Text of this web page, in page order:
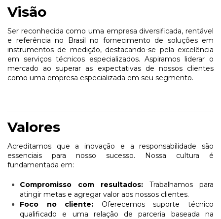
Visão
Ser reconhecida como uma empresa diversificada, rentável
e referência no Brasil no fornecimento de soluções em
instrumentos de medição, destacando-se pela excelência
em serviços técnicos especializados. Aspiramos liderar o
mercado ao superar as expectativas de nossos clientes
como uma empresa especializada em seu segmento.
Valores
Acreditamos que a inovação e a responsabilidade são
essenciais para nosso sucesso. Nossa cultura é
fundamentada em:
Compromisso com resultados: Trabalhamos para
atingir metas e agregar valor aos nossos clientes.
Foco no cliente: Oferecemos suporte técnico
qualificado e uma relação de parceria baseada na